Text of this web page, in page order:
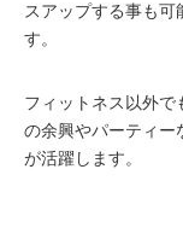
スアップする事も可
す。
フィットネス以外
の余興やパーティー
が活躍します。